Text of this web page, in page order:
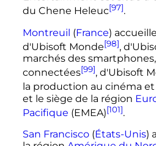
du Chene Heleuc[97].
Montreuil (France)
d'Ubisoft Monde[98],
marchés des
connectées[99], d'Ubisoft
la production au cinéma
et le siège de la région
Pacifique (EMEA)[101].
San Francisco(États-Unis)